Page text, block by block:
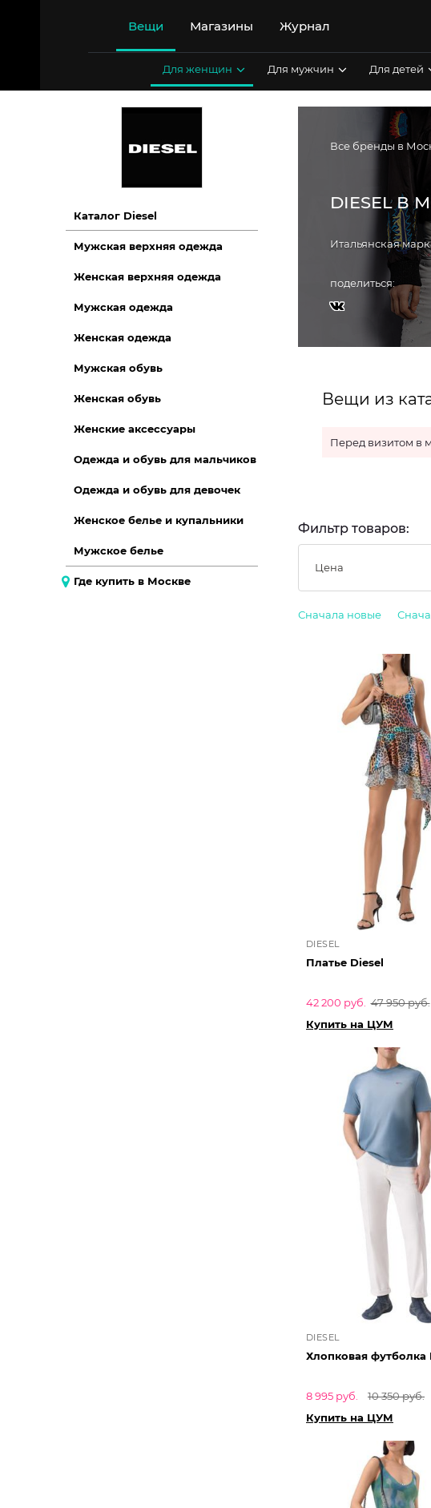
Вещи Магазины Журнал
Для женщин Для мужчин Для детей
Все бренды в
DIESEL В
Итальянская
поделиться:
Вещи из
Перед визитом в
Фильтр товаров:
Цена
Сначала новые
DIESEL
Платье Diesel
42 200 руб. 47 950 руб.
Купить на ЦУМ
DIESEL
Хлопковая футболка
8 995 руб. 10 350 руб.
Купить на ЦУМ
Каталог Diesel
Мужская верхняя одежда
Женская верхняя одежда
Мужская одежда
Женская одежда
Мужская обувь
Женская обувь
Женские аксессуары
Одежда и обувь для мальчиков
Одежда и обувь для девочек
Женское белье и купальники
Мужское белье
Где купить в Москве